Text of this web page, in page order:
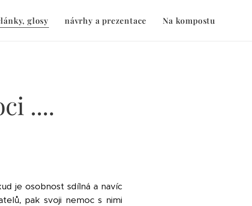
glosy návrhy a prezentace Na kompostu
....
je osobnost sdílná a navíc
pak svoji nemoc s nimi